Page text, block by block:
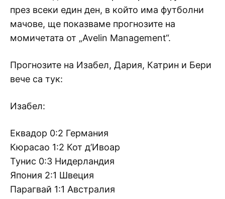
през всеки един ден, в който има футболни
мачове, ще показваме прогнозите на
момичетата от „Avelin Management“.
Прогнозите на Изабел, Дария, Катрин и Бери
вече са тук:
Изабел:
Еквадор 0:2 Германия
Кюрасао 1:2 Кот д’Ивоар
Тунис 0:3 Нидерландия
Япония 2:1 Швеция
Парагвай 1:1 Австралия